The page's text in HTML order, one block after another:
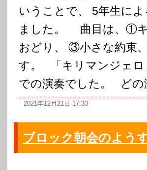
いうことで、 5年生に
ました。 曲目は、①
おどり、 ③小さな約束
す。 「キリマンジェロ
での演奏でした。 どの
2021年12月21日 17:33
ブロック朝会のよう